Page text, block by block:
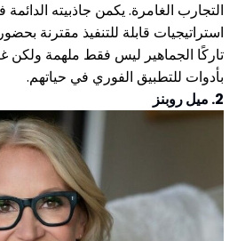
التجارب الغامرة. يكمن جاذبيته
استراتيجيات قابلة للتنفيذ مقترنة
تاركًا الجماهير ليس فقط ملهمة ولكن
بأدوات للتطبيق الفوري في حياتهم.
2. ميل روبنز